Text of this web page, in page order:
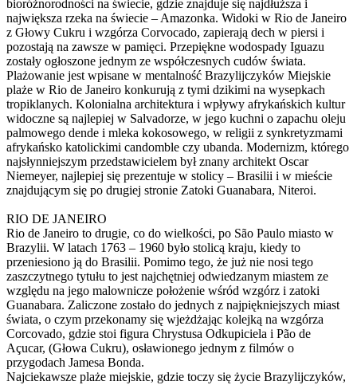
bioróżnorodności na świecie, gdzie znajduje się najdłuższa i
największa rzeka na świecie – Amazonka. Widoki w Rio de Janeiro
z Głowy Cukru i wzgórza Corvocado, zapierają dech w piersi i
pozostają na zawsze w pamięci. Przepiękne wodospady Iguazu
zostały ogłoszone jednym ze współczesnych cudów świata.
Plażowanie jest wpisane w mentalność Brazylijczyków Miejskie
plaże w Rio de Janeiro konkurują z tymi dzikimi na wysepkach
tropiklanych. Kolonialna architektura i wpływy afrykańskich kultur
widoczne są najlepiej w Salvadorze, w jego kuchni o zapachu oleju
palmowego dende i mleka kokosowego, w religii z synkretyzmami
afrykańsko katolickimi candomble czy ubanda. Modernizm, którego
najsłynniejszym przedstawicielem był znany architekt Oscar
Niemeyer, najlepiej się prezentuje w stolicy – Brasilii i w mieście
znajdującym się po drugiej stronie Zatoki Guanabara, Niteroi.
RIO DE JANEIRO
Rio de Janeiro to drugie, co do wielkości, po São Paulo miasto w
Brazylii. W latach 1763 – 1960 było stolicą kraju, kiedy to
przeniesiono ją do Brasilii. Pomimo tego, że już nie nosi tego
zaszczytnego tytułu to jest najchętniej odwiedzanym miastem ze
względu na jego malownicze położenie wśród wzgórz i zatoki
Guanabara. Zaliczone zostało do jednych z najpiękniejszych miast
świata, o czym przekonamy się wjeżdżając kolejką na wzgórza
Corcovado, gdzie stoi figura Chrystusa Odkupiciela i Pão de
Açucar, (Głowa Cukru), osławionego jednym z filmów o
przygodach Jamesa Bonda.
Najciekawsze plaże miejskie, gdzie toczy się życie Brazylijczyków,